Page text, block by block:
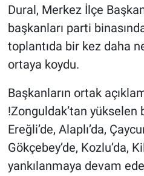
Dural, Merkez İlçe
başkanları parti
toplantıda bir kez daha
ortaya koydu.
Başkanların ortak
!Zonguldak’tan yükselen
Ereğli’de, Alaplı’da,
Gökçebey’de, Kozlu’da,
yankılanmaya devam